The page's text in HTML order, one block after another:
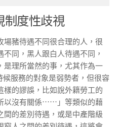
制度性歧視
場豬待遇不同很合理的人，很
同，黑人跟白人待遇不同，
是理所當然的事，尤其作為一
服務的對象是弱勢者，但很容
樣的謬誤，比如說外籍勞工的
以沒有關係⋯⋯」等類似的藉
間的差別待遇，或是中產階級